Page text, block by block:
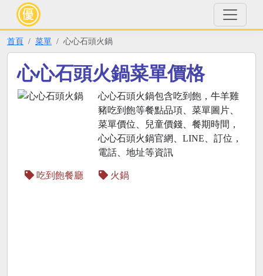
首頁 菜單 心心石頭火鍋
心心石頭火鍋菜單價格
心心石頭火鍋包含吃到飽，牛羊雞
豬吃到飽等餐點品項、菜單圖片、
菜單價位、兒童價錢、餐期時間，
心心石頭火鍋官網、LINE、訂位，
電話、地址等資訊
吃到飽餐廳 火鍋